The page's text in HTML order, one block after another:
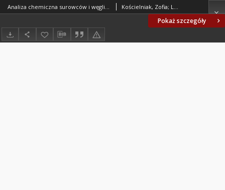
Pokaż szczegóły
Analiza chemiczna surowców i węglików spiekanych - Oznaczanie zawartości żelaza metodą atomowej spektrometrii absorpcyjnej BN-86/0682-07 Kościelniak, Zofia; Lorkiewicz, Danuta; Michałowska, Barbara; Huta Baildon. Oprac.